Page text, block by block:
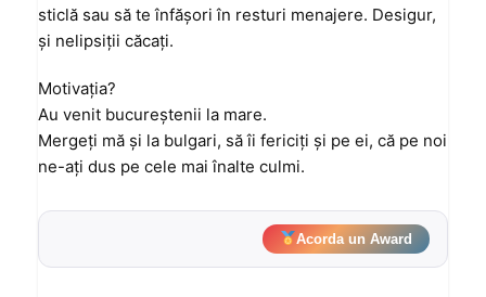
sticlă sau să te înfăşori în resturi menajere. Desigur,
şi nelipsiţii căcaţi.
Motivaţia?
Au venit bucureştenii la mare.
Mergeţi mă şi la bulgari, să îi fericiţi şi pe ei, că pe noi
ne-aţi dus pe cele mai înalte culmi.
Acorda un Award